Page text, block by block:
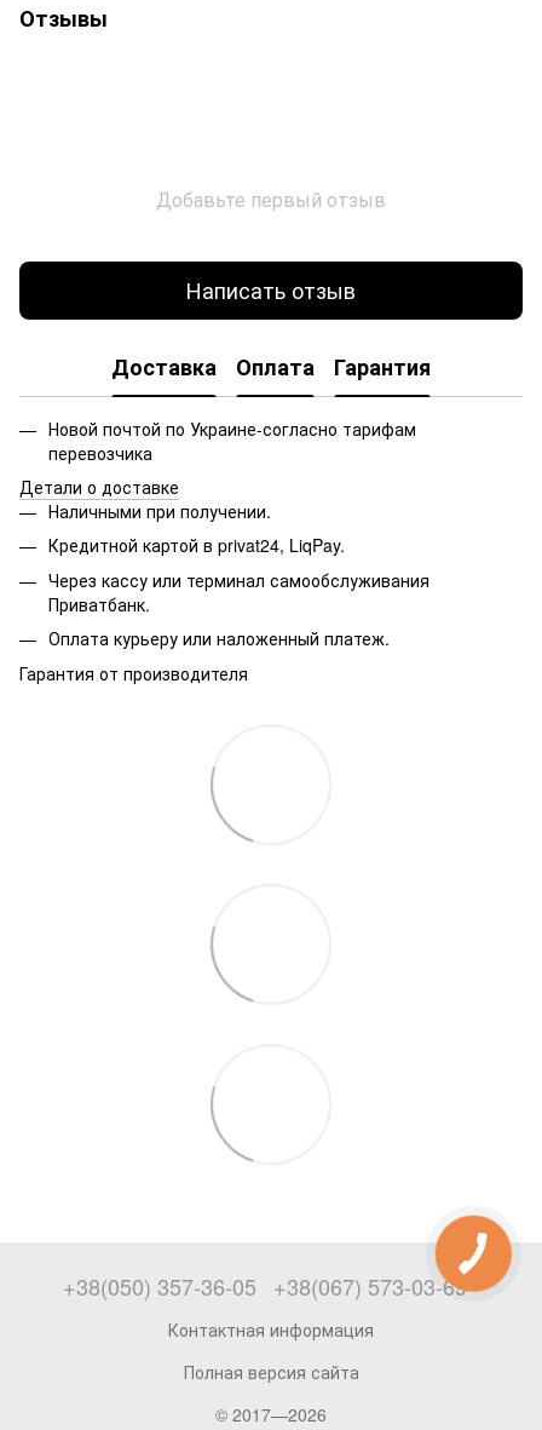
Отзывы
Добавьте первый отзыв
Написать отзыв
Доставка Оплата Гарантия
Новой почтой по Украине-согласно тарифам
перевозчика
Детали о доставке
Наличными при получении.
Кредитной картой в privat24, LiqPay.
Через кассу или терминал самообслуживания
Приватбанк.
Оплата курьеру или наложенный платеж.
Гарантия от производителя
+38(050) 357-36-05 +38(067) 573-03-69
Контактная информация
Полная версия сайта
© 2017—2026